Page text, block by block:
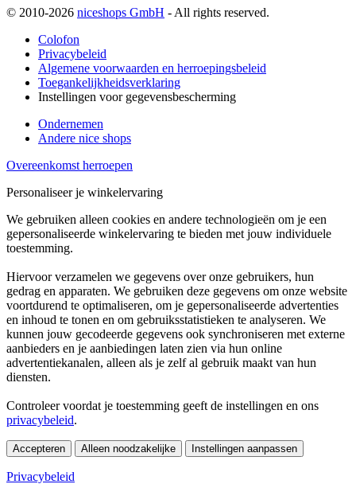
© 2010-2026 niceshops GmbH - All rights reserved.
Colofon
Privacybeleid
Algemene voorwaarden en herroepingsbeleid
Toegankelijkheidsverklaring
Instellingen voor gegevensbescherming
Ondernemen
Andere nice shops
Overeenkomst herroepen
Personaliseer je winkelervaring
We gebruiken alleen cookies en andere technologieën om je een
gepersonaliseerde winkelervaring te bieden met jouw individuele
toestemming.
Hiervoor verzamelen we gegevens over onze gebruikers, hun
gedrag en apparaten. We gebruiken deze gegevens om onze website
voortdurend te optimaliseren, om je gepersonaliseerde advertenties
en inhoud te tonen en om gebruiksstatistieken te analyseren. We
kunnen jouw gecodeerde gegevens ook synchroniseren met externe
aanbieders en je aanbiedingen laten zien via hun online
advertentiekanalen, alleen als je zelf al gebruik maakt van hun
diensten.
Controleer voordat je toestemming geeft de instellingen en ons
privacybeleid.
Accepteren Alleen noodzakelijke Instellingen aanpassen
Privacybeleid